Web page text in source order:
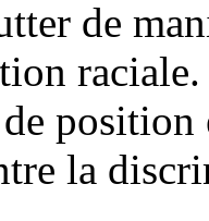
de
position
la